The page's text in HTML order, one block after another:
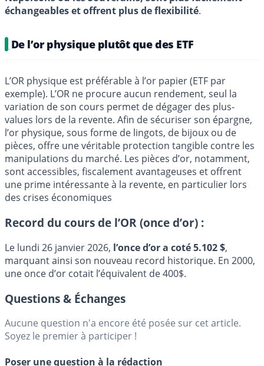
échangeables et offrent plus de flexibilité.
De l’or physique plutôt que des ETF
L’OR physique est préférable à l’or papier (ETF par
exemple). L’OR ne procure aucun rendement, seul la
variation de son cours permet de dégager des plus-
values lors de la revente. Afin de sécuriser son épargne,
l’or physique, sous forme de lingots, de bijoux ou de
pièces, offre une véritable protection tangible contre les
manipulations du marché. Les pièces d’or, notamment,
sont accessibles, fiscalement avantageuses et offrent
une prime intéressante à la revente, en particulier lors
des crises économiques
Record du cours de l’OR (once d’or) :
Le lundi 26 janvier 2026, l’once d’or a coté 5.102 $,
marquant ainsi son nouveau record historique. En 2000,
une once d’or cotait l’équivalent de 400$.
Questions & Échanges
Aucune question n'a encore été posée sur cet article.
Soyez le premier à participer !
Poser une question à la rédaction